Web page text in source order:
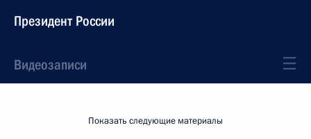
Президент России
Видеозаписи
Показать следующие материалы